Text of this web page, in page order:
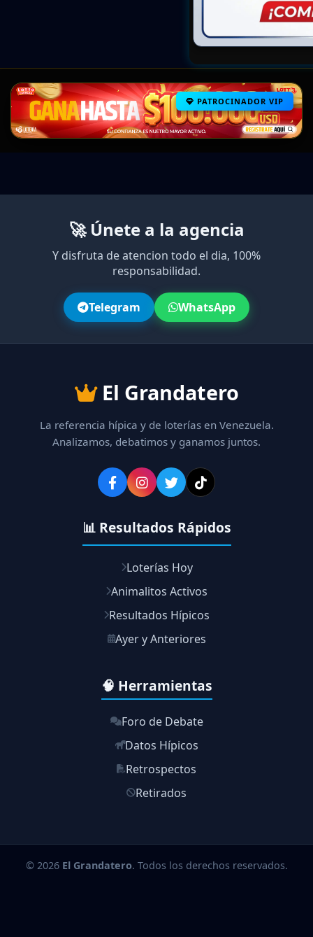
PATROCINADOR VIP
🚀 Únete a la agencia
Y disfruta de atencion todo el dia, 100%
responsabilidad.
Telegram WhatsApp
El Grandatero
La referencia hípica y de loterías en Venezuela.
Analizamos, debatimos y ganamos juntos.
📊 Resultados Rápidos
Loterías Hoy
Animalitos Activos
Resultados Hípicos
Ayer y Anteriores
🧠 Herramientas
Foro de Debate
Datos Hípicos
Retrospectos
Retirados
© 2026 El Grandatero. Todos los derechos reservados.